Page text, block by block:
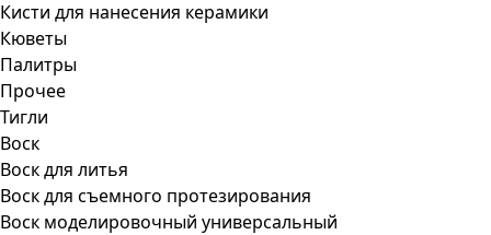
Кисти для нанесения керамики
Кюветы
Палитры
Прочее
Тигли
Воск
Воск для литья
Воск для съемного протезирования
Воск моделировочный универсальный